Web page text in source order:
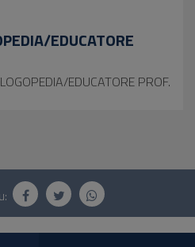
EDUCATORE
EDUCATORE PROF.